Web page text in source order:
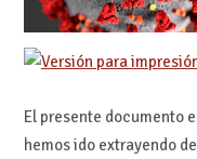
El presente documento
hemos ido extrayendo